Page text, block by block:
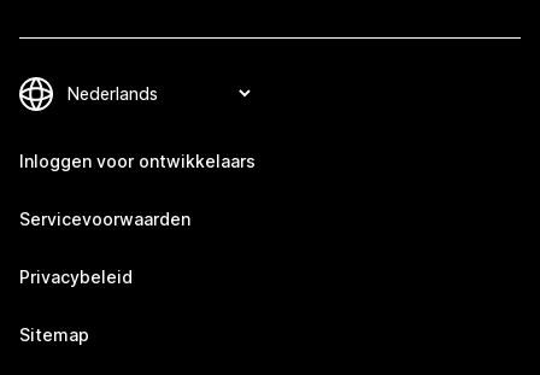
Inloggen voor ontwikkelaars
Servicevoorwaarden
Privacybeleid
Sitemap